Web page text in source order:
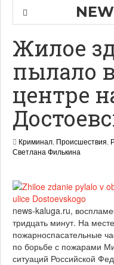
Жилое
пылало
центре
Криминал, Происшествия,
Светлана Филькина
news-kaluga.ru,
тридцать минут. На
пожарноспасательные
по борьбе с пожарами
ситуаций Российской